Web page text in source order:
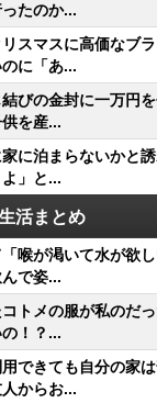
たのか...
スマスに高価なブ
に「あ...
びの金封に一万円
を産...
に泊まらないかと
」と...
活まとめ
喉が渇いて水が欲
で姿...
トメの服が私のだ
！？...
できても自分の家
からお...